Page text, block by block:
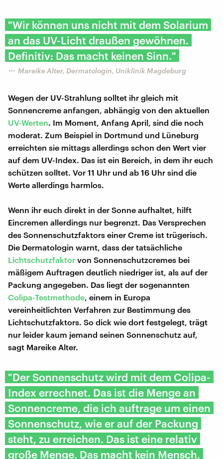
"Wir können uns nicht mit dem Solarium
an das UV-Licht draußen gewöhnen.
Definitiv: Das macht keinen Sinn."
Mareike Alter, Dermatologin, Uniklinik Magdeburg
Wegen der UV-Strahlung solltet ihr gleich mit
Sonnencreme anfangen, abhängig von den aktuellen
UV-Werten. Im Moment, Anfang April, sind die noch
moderat. Zum Beispiel in Dortmund und Lüneburg
erreichten sie mittags allerdings schon den Wert vier
auf dem UV-Index. Das ist ein Bereich, in dem ihr euch
schützen solltet. Vor 11 Uhr und ab 16 Uhr sind die
Werte allerdings harmlos.
Wenn ihr euch direkt in der Sonne aufhaltet, hilft
Eincremen allerdings nur begrenzt. Das Versprechen
des Sonnenschutzfaktors einer Creme ist trügerisch.
Die Dermatologin warnt, dass der tatsächliche
Lichtschutzfaktor von Sonnenschutzcremes bei
mäßigem Auftragen deutlich niedriger ist, als auf der
Packung angegeben. Das liegt der sogenannten
Colipa-Testmethode , einem in Europa
vereinheitlichten Verfahren zur Bestimmung des
Lichtschutzfaktors. So dick wie dort festgelegt, trägt
nur leider kaum jemand seinen Sonnenschutz auf,
sagt Mareike Alter.
"Der Sonnenschutz wird mit dem Colipa-
Index errechnet. Das ist die Menge an
Sonnencreme, die ich auftrage um einen
Sonnenschutz, wie er auf der Packung
steht, zu erreichen. Das ist eine relativ
große Menge. Das macht kein Mensch,